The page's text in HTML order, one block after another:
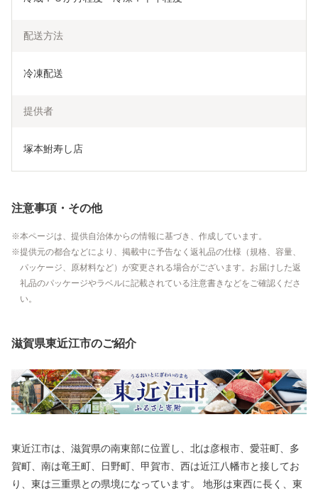
配送方法
冷凍配送
提供者
塚本鮒寿し店
注意事項・その他
本ページは、提供自治体からの情報に基づき、作成しています。
提供元の都合などにより、掲載中に予告なく返礼品の仕様（規格、容量、
パッケージ、原材料など）が変更される場合がございます。お届けした返
礼品のパッケージやラベルに記載されている注意書きなどをご確認くださ
い。
滋賀県東近江市のご紹介
東近江市は、滋賀県の南東部に位置し、北は彦根市、愛荘町、多
賀町、南は竜王町、日野町、甲賀市、西は近江八幡市と接してお
り、東は三重県との県境になっています。 地形は東西に長く、東